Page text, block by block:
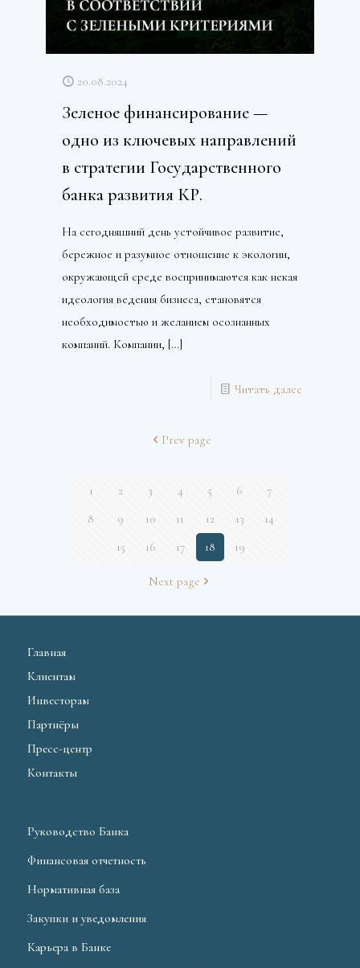
20.08.2024
Зеленое финансирование —
одно из ключевых направлений
в стратегии Государственного
банка развития КР.
На сегодняшний день устойчивое развитие,
бережное и разумное отношение к экологии,
окружающей среде воспринимаются как некая
идеология ведения бизнеса, становятся
необходимостью и желанием осознанных
компаний. Компании, […]
Читать далее
Prev page
1 2 3 4 5 6
7
8
9 10 11 12 13
14
15
16 17 18 19
Next page
Главная
Клиентам
Инвесторам
Партнёры
Пресс-центр
Контакты
Руководство Банка
Финансовая отчетность
Нормативная база
Закупки и уведомления
Карьера в Банке